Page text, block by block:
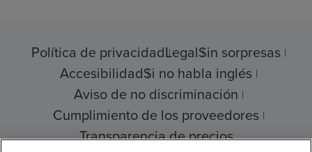
Política de privacidadLegalSin sorpresas
AccesibilidadSi no habla inglés
Aviso de no discriminación
Cumplimiento de los proveedores
Transparencia de precios